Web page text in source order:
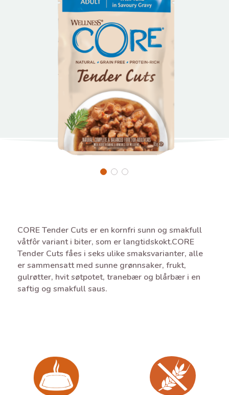
CORE Tender Cuts er en kornfri sunn og smakfull
våtfôr variant i biter, som er langtidskokt.CORE
Tender Cuts fåes i seks ulike smaksvarianter, alle
er sammensatt med sunne grønnsaker, frukt,
gulrøtter, hvit søtpotet, tranebær og blårbær i en
saftig og smakfull saus.